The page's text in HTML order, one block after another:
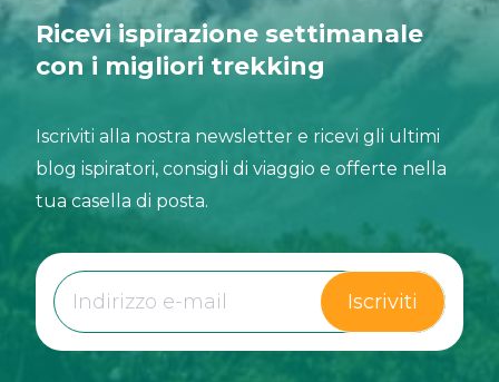
Ricevi ispirazione settimanale
con i migliori trekking
Iscriviti alla nostra newsletter e ricevi gli ultimi
blog ispiratori, consigli di viaggio e offerte nella
tua casella di posta.
Iscriviti